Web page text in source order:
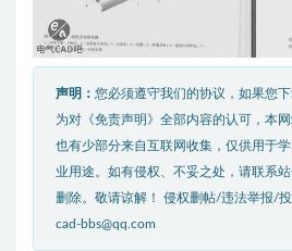
声明： 您必须遵守我们的协议，如果您
为对《免责声明》全部内容的认可，本
也有少部分来自互联网收集，仅供用于
业用途。如有侵权、不妥之处，请联系
删除。敬请谅解！ 侵权删帖/违法举报/投
cad-bbs@qq.com